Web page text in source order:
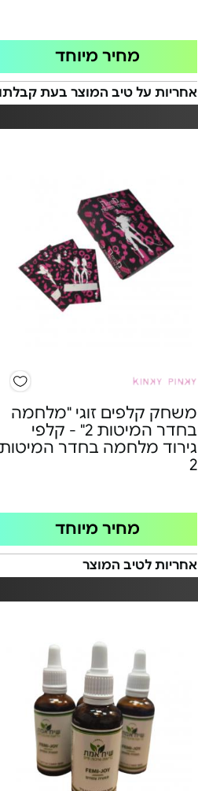
מחיר מיוחד
אחריות על טיב המוצר בעת קבלתו
משחק קלפים זוגי "מלחמה
בחדר המיטות 2" - קלפי
גירוד מלחמה בחדר המיטות
2
מחיר מיוחד
אחריות לטיב המוצר